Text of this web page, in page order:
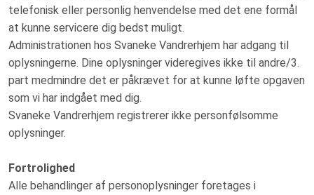
telefonisk eller personlig henvendelse med det ene formål
at kunne servicere dig bedst muligt.
Administrationen hos Svaneke Vandrerhjem har adgang til
oplysningerne. Dine oplysninger videregives ikke til andre/3.
part medmindre det er påkrævet for at kunne løfte opgaven
som vi har indgået med dig.
Svaneke Vandrerhjem registrerer ikke personfølsomme
oplysninger.
Fortrolighed
Alle behandlinger af personoplysninger foretages i